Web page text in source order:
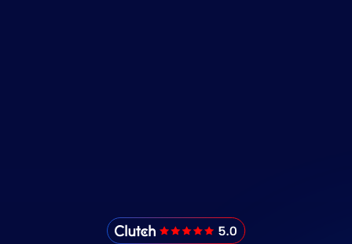
IMADO Reviews